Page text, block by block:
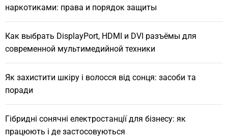
наркотиками: права и порядок защиты
Как выбрать DisplayPort, HDMI и DVI разъёмы для
современной мультимедийной техники
Як захистити шкіру і волосся від сонця: засоби та
поради
Гібридні сонячні електростанції для бізнесу: як
працюють і де застосовуються